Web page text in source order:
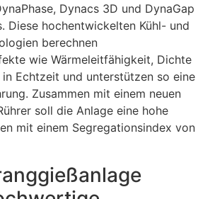
Dynacs 3D und DynaGap
Diese hochentwickelten Kühl- und
berechnen
wie Wärmeleitfähigkeit, Dichte
Echtzeit und unterstützen so eine
Zusammen mit einem neuen
soll die Anlage eine hohe
mit einem Segregationsindex von